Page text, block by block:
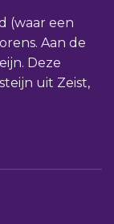
(waar een
Aan de
Deze
uit Zeist,